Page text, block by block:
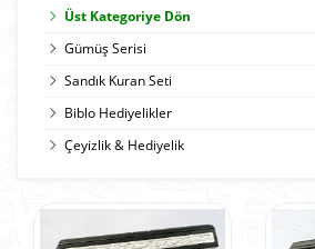
Üst Kategoriye Dön
Gümüş Serisi
Sandık Kuran Seti
Biblo Hediyelikler
Çeyizlik & Hediyelik